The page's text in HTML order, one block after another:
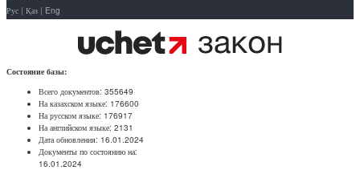
Рус | Қаз | Eng
Состояние базы:
Всего документов: 355649
На казахском языке: 176600
На русском языке: 176917
На английском языке: 2131
Дата обновления: 16.01.2024
Документы по состоянию на:
16.01.2024